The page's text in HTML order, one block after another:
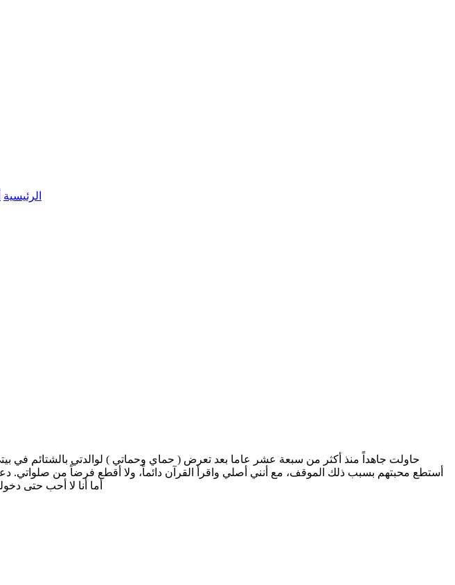
الرئيسية
حاولت جاهداً منذ أكثر من سبعة عشر عاما بعد تعرض ( حماي وحماتي ) لوالدتي بالشتائم في
أستطع محبتهم بسبب ذلك الموقف، مع أنني أصلي واقرأ القرآن دائماً، ولا أقطع فرضاً من صلواتي.
أما أنا لا أحب حتى